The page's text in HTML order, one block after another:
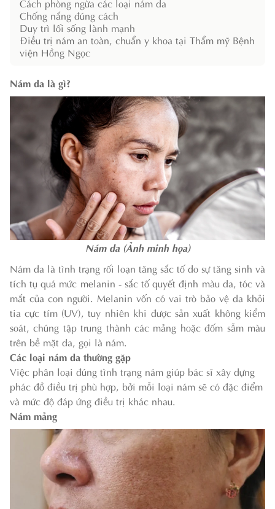
Chống nắng đúng cách
Duy trì lối sống lành mạnh
Điều trị nám an toàn, chuẩn y khoa tại Thẩm mỹ Bệnh
viện Hồng Ngọc
Nám da là gì?
Nám da (Ảnh minh họa)
Nám da là tình trạng rối loạn tăng sắc tố do sự tăng sinh và
tích tụ quá mức melanin - sắc tố quyết định màu da, tóc và
mắt của con người. Melanin vốn có vai trò bảo vệ da khỏi
tia cực tím (UV), tuy nhiên khi được sản xuất không kiểm
soát, chúng tập trung thành các mảng hoặc đốm sẫm màu
trên bề mặt da, gọi là nám.
Các loại nám da thường gặp
Việc phân loại đúng tình trạng nám giúp bác sĩ xây dựng
phác đồ điều trị phù hợp, bởi mỗi loại nám sẽ có đặc điểm
và mức độ đáp ứng điều trị khác nhau.
Nám mảng